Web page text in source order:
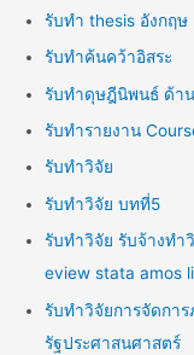
รับทำ thesis อังกฤษ
รับทำค้นคว้าอิสระ
รับทำดุษฎีนิพนธ์ ด้า
รับทำรายงาน
รับทำวิจัย
รับทำวิจัย บทที่5
รับทำวิจัย รับจ้างทำ
eview stata amos
รับทำวิจัยการจัดกา
รัฐประศาสนศาสตร์